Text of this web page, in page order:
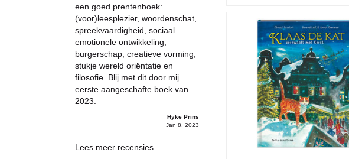
een goed prentenboek:
(voor)leesplezier, woordenschat,
spreekvaardigheid, sociaal
emotionele ontwikkeling,
burgerschap, creatieve vorming,
stukje wereld oriëntatie en
filosofie. Blij met dit door mij
eerste aangeschafte boek van
2023.
Hyke Prins
Jan 8, 2023
Lees meer recensies